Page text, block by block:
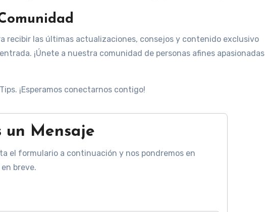
recibir las últimas actualizaciones, consejos y contenido exclusivo
¡Únete a nuestra comunidad de personas afines apasionadas
¡Esperamos conectarnos contigo!
un Mensaje
el formulario a continuación y nos pondremos en
breve.